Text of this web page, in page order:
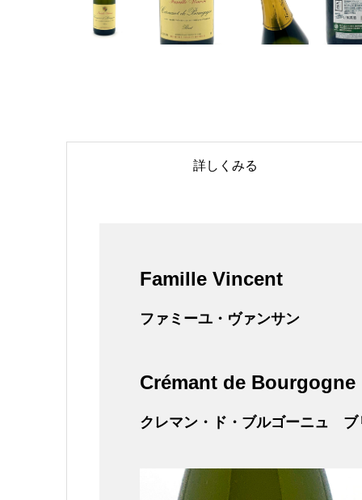
詳しくみる
Famille Vincent
ファミーユ・ヴァンサン
Crémant de Bourgogne
クレマン・ド・ブルゴーニュ ブ